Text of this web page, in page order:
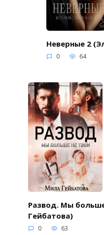
Неверные 2
0 64
Развод. Мы
Гейбатова)
0 63